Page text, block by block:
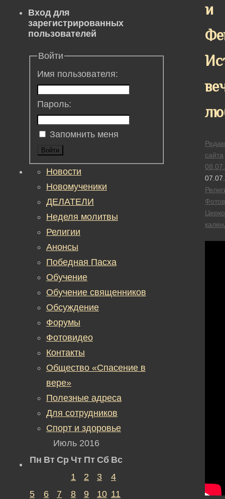
и
сайта
Вход для
зарегистрированных
пользователей
Войти
Имя пользователя:
Пароль:
Запомнить меня
Войти
Новости
Новомученики
ДЕЛАТЕЛИ
Неделя молитвы
Религии
Анонсы
Победная Пасха
Обучение
Обучение священников
Обсуждение
Форумы
Фотовидео
Контакты
Общество «Спасение в
вере»
Полезные адреса
Для сотрудников
Спорт и здоровье
Июль 2016
Пн Вт Ср Чт Пт Сб Вс
1
2 3
4
5
6 7 8 9 10 11